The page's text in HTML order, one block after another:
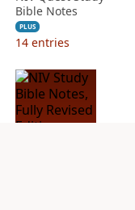
Bible Notes
PLUS
14 entries